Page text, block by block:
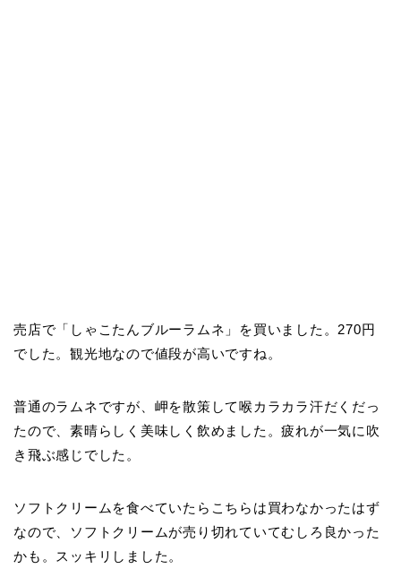
売店で「しゃこたんブルーラムネ」を買いました。270円
でした。観光地なので値段が高いですね。
普通のラムネですが、岬を散策して喉カラカラ汗だくだっ
たので、素晴らしく美味しく飲めました。疲れが一気に吹
き飛ぶ感じでした。
ソフトクリームを食べていたらこちらは買わなかったはず
なので、ソフトクリームが売り切れていてむしろ良かった
かも。スッキリしました。